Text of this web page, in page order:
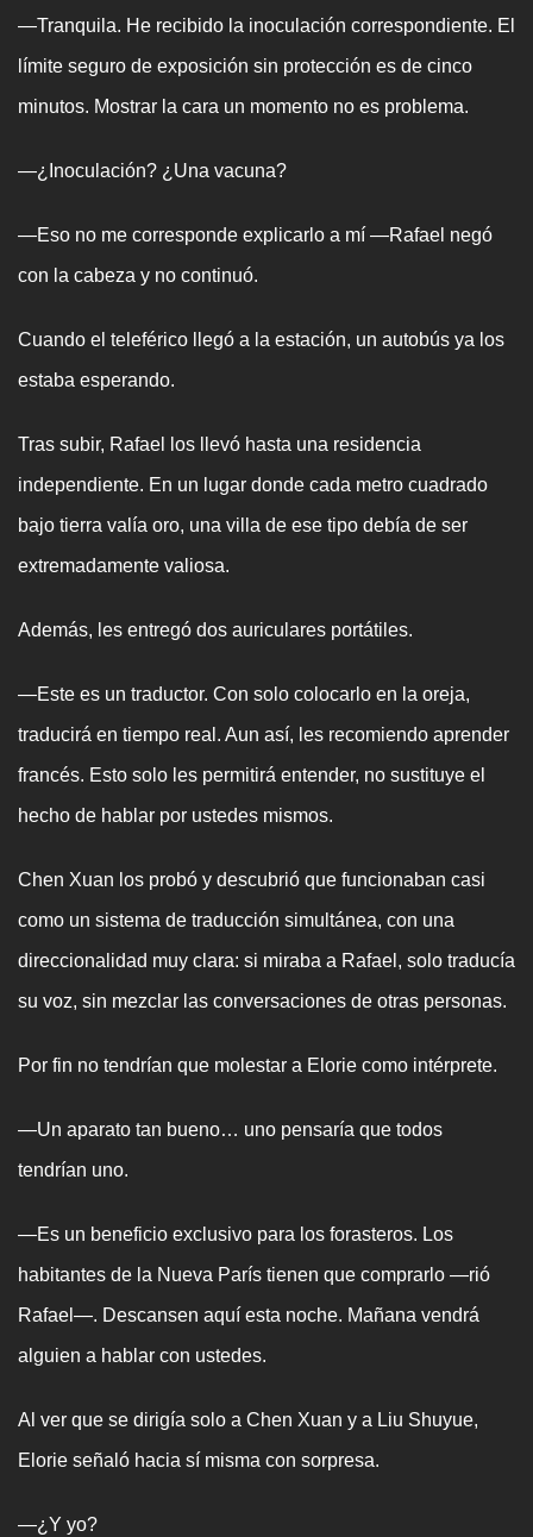
—Tranquila. He recibido la inoculación correspondiente. El
límite seguro de exposición sin protección es de cinco
minutos. Mostrar la cara un momento no es problema.
—¿Inoculación? ¿Una vacuna?
—Eso no me corresponde explicarlo a mí —Rafael negó
con la cabeza y no continuó.
Cuando el teleférico llegó a la estación, un autobús ya los
estaba esperando.
Tras subir, Rafael los llevó hasta una residencia
independiente. En un lugar donde cada metro cuadrado
bajo tierra valía oro, una villa de ese tipo debía de ser
extremadamente valiosa.
Además, les entregó dos auriculares portátiles.
—Este es un traductor. Con solo colocarlo en la oreja,
traducirá en tiempo real. Aun así, les recomiendo aprender
francés. Esto solo les permitirá entender, no sustituye el
hecho de hablar por ustedes mismos.
Chen Xuan los probó y descubrió que funcionaban casi
como un sistema de traducción simultánea, con una
direccionalidad muy clara: si miraba a Rafael, solo traducía
su voz, sin mezclar las conversaciones de otras personas.
Por fin no tendrían que molestar a Elorie como intérprete.
—Un aparato tan bueno… uno pensaría que todos
tendrían uno.
—Es un beneficio exclusivo para los forasteros. Los
habitantes de la Nueva París tienen que comprarlo —rió
Rafael—. Descansen aquí esta noche. Mañana vendrá
alguien a hablar con ustedes.
Al ver que se dirigía solo a Chen Xuan y a Liu Shuyue,
Elorie señaló hacia sí misma con sorpresa.
—¿Y yo?